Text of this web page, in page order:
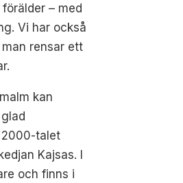
– med
Vi har också
man rensar ett
kan
2000-talet
Kajsas. I
och finns i